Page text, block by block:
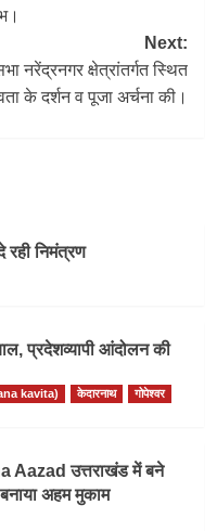
Next:
नरेंद्रनगर क्षेत्रांतर्गत स्थित
के दर्शन व पूजा अर्चना की।
रही निमंत्रण
प्रदेशव्यापी आंदोलन की
kavita) केदारनाथ
गोपेश्वर
Aazad उत्तराखंड में बने
अहम मुकाम